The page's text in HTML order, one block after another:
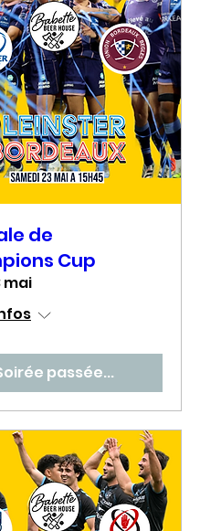
de
Cup
mai
passée...